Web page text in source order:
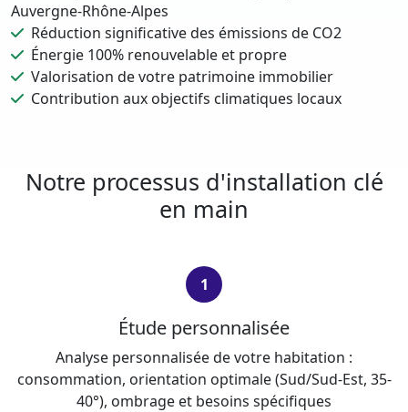
Auvergne-Rhône-Alpes
Réduction significative des émissions de CO2
Énergie 100% renouvelable et propre
Valorisation de votre patrimoine immobilier
Contribution aux objectifs climatiques locaux
Notre processus d'installation clé
en main
1
Étude personnalisée
Analyse personnalisée de votre habitation :
consommation, orientation optimale (Sud/Sud-Est, 35-
40°), ombrage et besoins spécifiques